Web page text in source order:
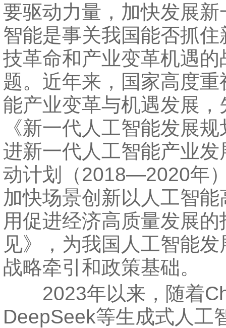
要驱动力量，加快发展新
智能是事关我国能否抓住
技革命和产业变革机遇的
题。近年来，国家高度重
能产业变革与机遇发展，
《新一代人工智能发展
进新一代人工智能产业发
动计划（2018—2020年
加快场景创新以人工智能
用促进经济高质量发展的
见》，为我国人工智能
战略牵引和政策基础。
2023年以来，随着
DeepSeek等生成式人工